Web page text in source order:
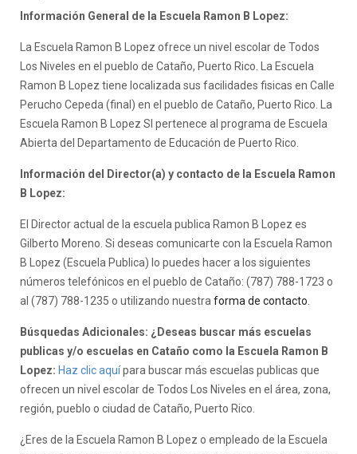
Información General de la Escuela Ramon B Lopez:
La Escuela Ramon B Lopez ofrece un nivel escolar de Todos
Los Niveles en el pueblo de Cataño, Puerto Rico. La Escuela
Ramon B Lopez tiene localizada sus facilidades fisicas en Calle
Perucho Cepeda (final) en el pueblo de Cataño, Puerto Rico. La
Escuela Ramon B Lopez SI pertenece al programa de Escuela
Abierta del Departamento de Educación de Puerto Rico.
Información del Director(a) y contacto de la Escuela Ramon
B Lopez:
El Director actual de la escuela publica Ramon B Lopez es
Gilberto Moreno. Si deseas comunicarte con la Escuela Ramon
B Lopez (Escuela Publica) lo puedes hacer a los siguientes
números telefónicos en el pueblo de Cataño: (787) 788-1723 o
al (787) 788-1235 o utilizando nuestra forma de contacto
Búsquedas Adicionales: ¿Deseas buscar más escuelas
publicas y/o escuelas en Cataño como la Escuela Ramon B
Lopez: Haz clic aquípara buscar más escuelas publicas que
ofrecen un nivel escolar de Todos Los Niveles en el área, zona,
región, pueblo o ciudad de Cataño, Puerto Rico.
¿Eres de la Escuela Ramon B Lopez o empleado de la Escuela